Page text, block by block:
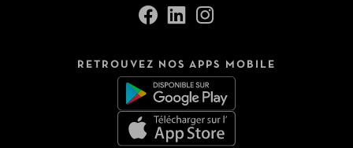
RETROUVEZ NOS APPS MOBILE